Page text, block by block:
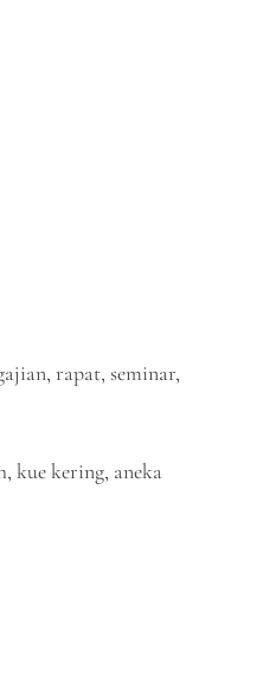
rapat, seminar,
kue kering, aneka